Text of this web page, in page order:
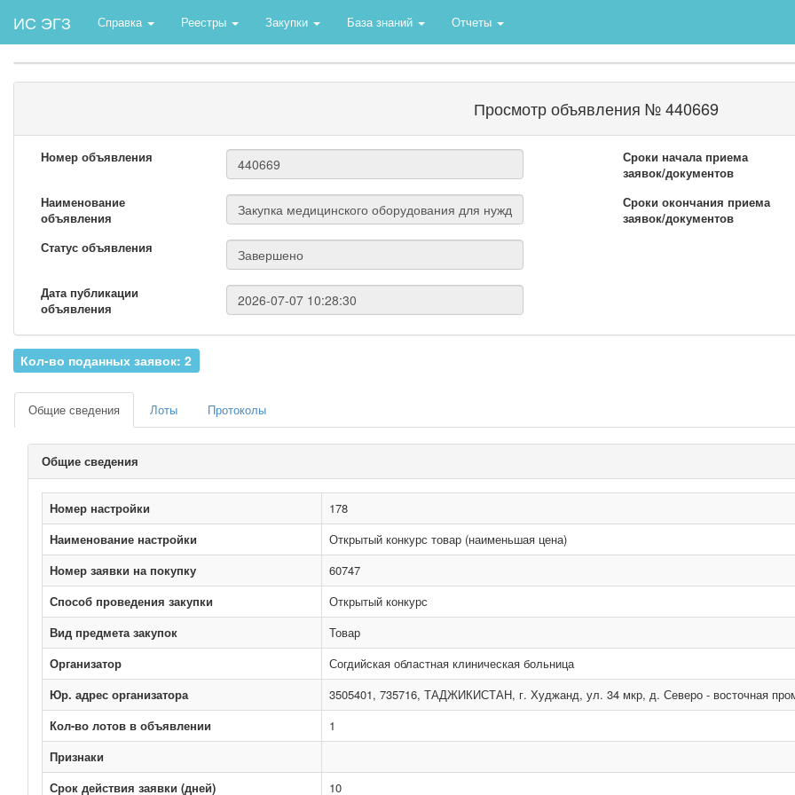
ИС ЭГЗ Справка Реестры Закупки База знаний Отчеты
Просмотр объявления № 440669
Номер объявления
Наименование
объявления
Статус объявления
Дата публикации
объявления
Сроки начала приема
заявок/документов
Сроки окончания приема
заявок/документов
Кол-во поданных заявок: 2
Общие сведения Лоты Протоколы
Общие сведения
Номер настройки
178
Наименование настройки
Открытый конкурс товар (наименьшая цена)
Номер заявки на покупку
60747
Способ проведения закупки
Открытый конкурс
Вид предмета закупок
Товар
Организатор
Согдийская областная клиническая больница
Юр. адрес организатора
3505401, 735716, ТАДЖИКИСТАН, г. Худжанд, ул. 34 мкр, д. Северо - восточная
Кол-во лотов в объявлении
1
Признаки
Срок действия заявки (дней)
10